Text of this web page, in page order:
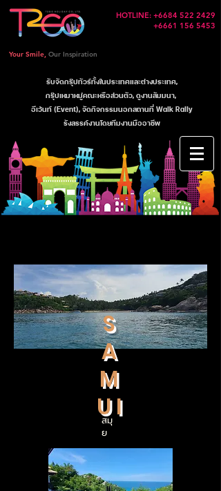
HOTLINE: +6684 522 2429
+6661 156 5453
Your Smile, Our Inspiration
รับจัดกรุ๊ปทัวร์ทั้งในประเทศและต่างประเทศ,
กรุ๊ปเหมาหมู่คณะหรือส่วนตัว, ดูงานสัมมนา,
อีเว้นท์ (Event), จัดกิจกรรมนอกสถานที่ Walk Rally
รังสรรค์งานโดยทีมงานมืออาชีพ
S
A
M
U I
สมุ
ย